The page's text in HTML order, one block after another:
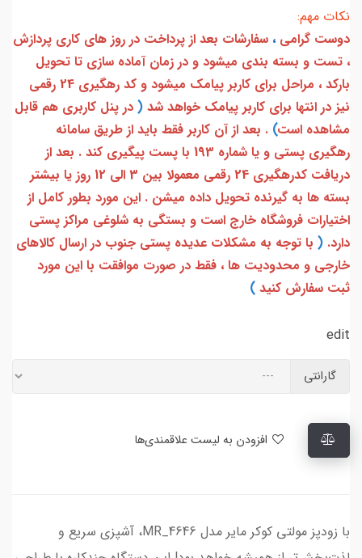
نکات مهم:
دوست گرامی ، سفارشات بعد از پرداخت در روز های کاری پردازش
، تست و بسته بندی میشود و در زمان آماده سازی تا تحویل
بارکد ، مراحل برای کاربر پیامک میشود و کد رهگیری 24 رقمی
نیز در انتها برای کاربر پیامک خواهد شد ( در پنل کاربری هم قابل
مشاهده است) . بعد از آن کاربر فقط باید از طریق سامانه
رهگیری پستی و یا شماره 193 با پست پیگیری کند . بعد از
دریافت کدرهگیری 24 رقمی معمولا بین 3 الی 12 روز یا بیشتر
بسته ها به گیرنده تحویل داده میشن . این مورد بطور کامل از
اختیارات فروشگاه خارج است و بستگی به شلوغی مراکز پستی
دارد. ( با توجه به مشکلات عدیده پستی جنوب در ارسال کالاهای
خارجی و محدودیت ها ، فقط در صورت موافقت با این مورد
ثبت سفارش کنید )
edit
گارانتی
با زودپز مولتی کوکر مایر مدل MR_4646، آشپزی سریع و